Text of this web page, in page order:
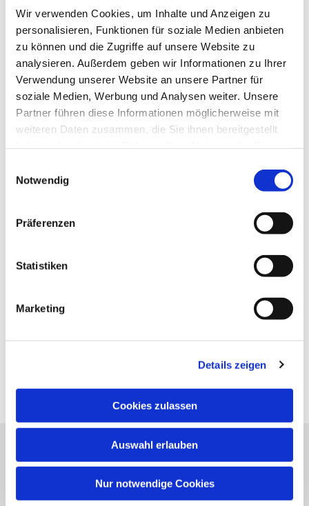
Wir verwenden Cookies, um Inhalte und Anzeigen zu
personalisieren, Funktionen für soziale Medien anbieten
zu können und die Zugriffe auf unsere Website zu
analysieren. Außerdem geben wir Informationen zu Ihrer
Verwendung unserer Website an unsere Partner für
soziale Medien, Werbung und Analysen weiter. Unsere
Partner führen diese Informationen möglicherweise mit
weiteren Daten zusammen, die Sie ihnen bereitgestellt
Notwendig
Präferenzen
Statistiken
Marketing
Details zeigen
Cookies zulassen
Auswahl erlauben
Nur notwendige Cookies
Dies könnte Sie auch interessieren
Evangelische Kirchengemeinde Neureut
Neureuter Hauptstraße 260
76149 Karlsruhe